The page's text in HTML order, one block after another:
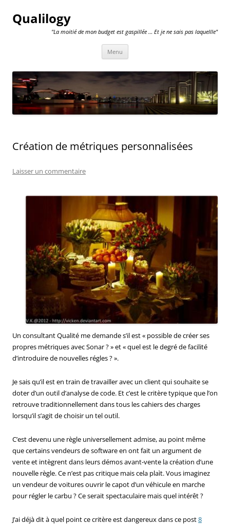
Qualilogy
"La moitié de mon budget est gaspillée … Et je ne sais pas laquellle"
Menu
Création de métriques personnalisées
Laisser un commentaire
Un consultant Qualité me demande s’il est « possible de créer ses
propres métriques avec Sonar ? » et « quel est le degré de facilité
d’introduire de nouvelles régles ? ».
Je sais qu’il est en train de travailler avec un client qui souhaite se
doter d’un outil d’analyse de code. Et c’est le critère typique que l’on
retrouve traditionnellement dans tous les cahiers des charges
lorsqu’il s’agit de choisir un tel outil.
C’est devenu une règle universellement admise, au point même
que certains vendeurs de software en ont fait un argument de
vente et intègrent dans leurs démos avant-vente la création d’une
nouvelle règle. Ce n’est pas critique mais cela plaìt. Vous imaginez
un vendeur de voitures ouvrir le capot d’un véhicule en marche
pour régler le carbu ? Ce serait spectaculaire mais quel intérêt ?
J’ai déjà dit à quel point ce critère est dangereux dans ce post8